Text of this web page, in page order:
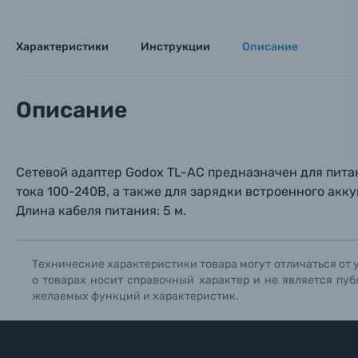
Осветительное оборудование
Фотоальбомы
Книги о фотографии, альбомы известных
Солнцезащитные очки
Характеристики Инструкции Описание
Описание
Сетевой адаптер Godox TL-AC предназначен для
тока 100-240В, а также для зарядки встроенного
Длина кабеля питания: 5 м.
Технические характеристики товара могут отличаться
о товарах носит справочный характер и не является
желаемых функций и характеристик.